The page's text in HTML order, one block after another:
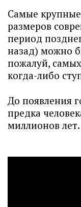
Самые
размеров
период
назад) можно
пожалуй,
когда-либо
До появления
предка
миллионов лет.